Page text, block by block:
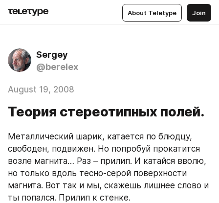
About Teletype Join
Sergey
@berelex
August 19, 2008
Теория стереотипных полей.
Металлический шарик, катается по блюдцу,
свободен, подвижен. Но попробуй прокатится
возле магнита… Раз – прилип. И катайся вволю,
но только вдоль тесно-серой поверхности
магнита. Вот так и мы, скажешь лишнее слово и
ты попался. Прилип к стенке.